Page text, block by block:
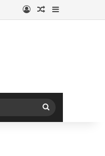
AccesoPublicación al
Barra lateral
Buscar
por